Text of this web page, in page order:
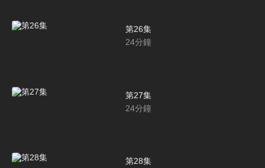
第26集
24分鐘
第27集
24分鐘
第28集